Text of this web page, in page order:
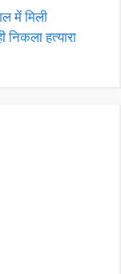
में मिली
हत्यारा